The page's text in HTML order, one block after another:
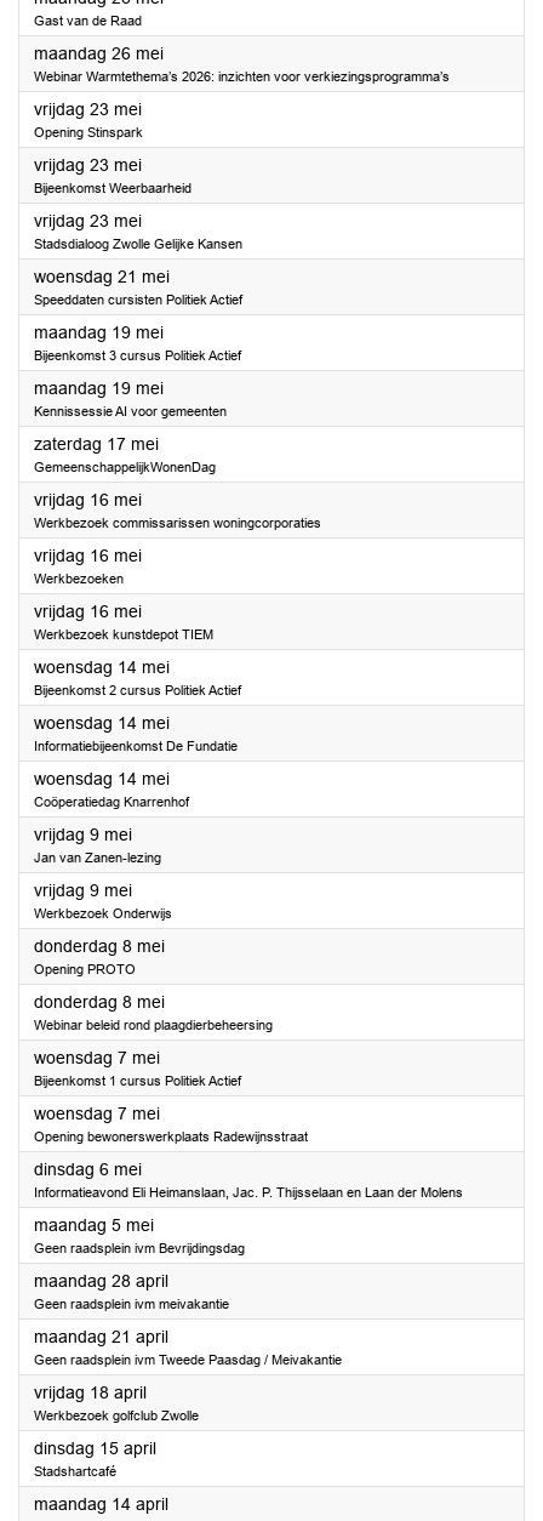
Gast van de Raad
maandag 26 mei2025
Webinar Warmtethema’s 2026: inzichten voor verkiezingsprogramma’s
vrijdag 23 mei2025
Opening Stinspark
vrijdag 23 mei2025
Bijeenkomst Weerbaarheid
vrijdag 23 mei2025
Stadsdialoog Zwolle Gelijke Kansen
woensdag 21 mei2025
Speeddaten cursisten Politiek Actief
maandag 19 mei2025
Bijeenkomst 3 cursus Politiek Actief
maandag 19 mei2025
Kennissessie AI voor gemeenten
zaterdag 17 mei2025
GemeenschappelijkWonenDag
vrijdag 16 mei2025
Werkbezoek commissarissen woningcorporaties
vrijdag 16 mei2025
Werkbezoeken
vrijdag 16 mei2025
Werkbezoek kunstdepot TIEM
woensdag 14 mei2025
Bijeenkomst 2 cursus Politiek Actief
woensdag 14 mei2025
Informatiebijeenkomst De Fundatie
woensdag 14 mei2025
Coöperatiedag Knarrenhof
vrijdag 9 mei2025
Jan van Zanen-lezing
vrijdag 9 mei2025
Werkbezoek Onderwijs
donderdag 8 mei2025
Opening PROTO
donderdag 8 mei2025
Webinar beleid rond plaagdierbeheersing
woensdag 7 mei2025
Bijeenkomst 1 cursus Politiek Actief
woensdag 7 mei2025
Opening bewonerswerkplaats Radewijnsstraat
dinsdag 6 mei2025
Informatieavond Eli Heimanslaan, Jac. P. Thijsselaan en Laan der Molens
maandag 5 mei2025
Geen raadsplein ivm Bevrijdingsdag
maandag 28 april2025
Geen raadsplein ivm meivakantie
maandag 21 april2025
Geen raadsplein ivm Tweede Paasdag / Meivakantie
vrijdag 18 april2025
Werkbezoek golfclub Zwolle
dinsdag 15 april2025
Stadshartcafé
maandag 14 april2025